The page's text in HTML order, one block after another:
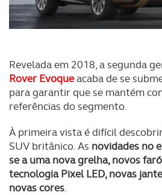
Revelada em 2018, a segunda
Rover Evoqueacaba de se
para garantir que se mantém
referências do segmento.
À primeira vista é difícil
SUV britânico. As novidades no
se a uma nova grelha, novos
tecnologia Pixel LED, novas
novas cores.